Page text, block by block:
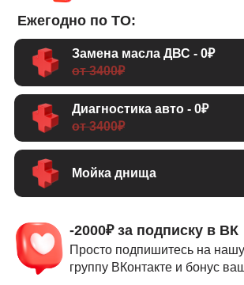
-2000₽ за подписку в ВК
Просто подпишитесь на нашу
группу ВКонтакте и бонус
Ежегодно по ТО:
Мойка днища
Диагностика авто - 0₽
от 3400₽
Замена масла ДВС - 0₽
от 3400₽